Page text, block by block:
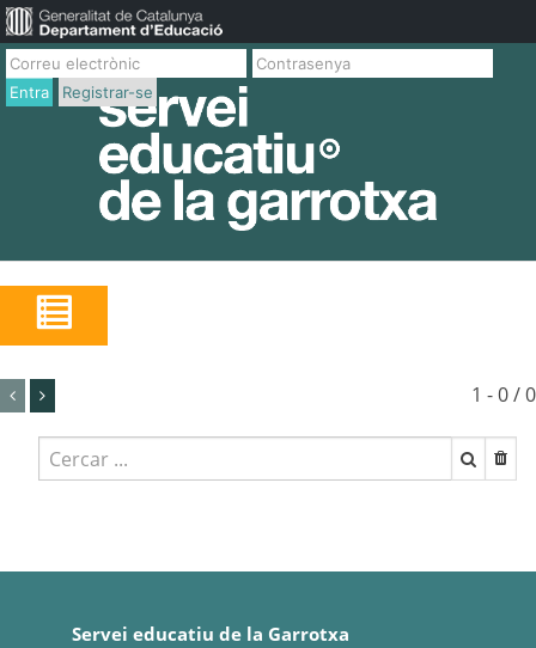
Entra Registrar-se
1 - 0 / 0
Servei educatiu de la Garrotxa